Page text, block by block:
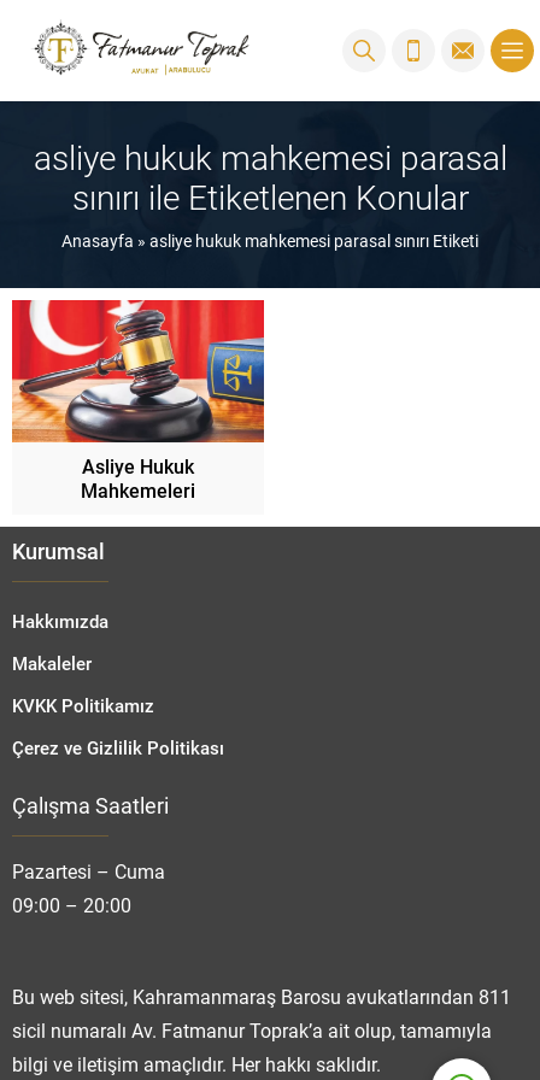
asliye hukuk mahkemesi parasal
sınırı ile Etiketlenen Konular
Anasayfa » asliye hukuk mahkemesi parasal sınırı Etiketi
Asliye Hukuk
Mahkemeleri
Kurumsal
Hakkımızda
Makaleler
KVKK Politikamız
Çerez ve Gizlilik Politikası
Çalışma Saatleri
Pazartesi – Cuma
09:00 – 20:00
Bu web sitesi, Kahramanmaraş Barosu avukatlarından 811
sicil numaralı Av. Fatmanur Toprak’a ait olup, tamamıyla
bilgi ve iletişim amaçlıdır. Her hakkı saklıdır.
Cevap Yaz